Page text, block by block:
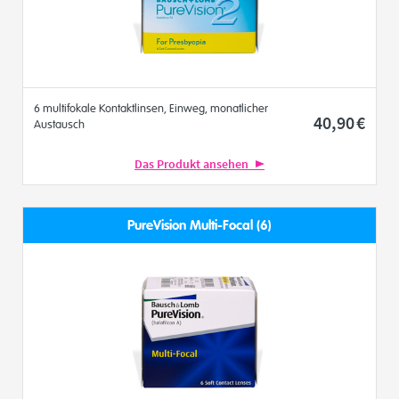
6 multifokale Kontaktlinsen, Einweg, monatlicher
Austausch
40,90€
Das Produkt ansehen
PureVision Multi-Focal (6)